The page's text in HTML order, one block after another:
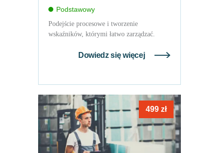
Podstawowy
Podejście procesowe i tworzenie
wskaźników, którymi łatwo zarządzać.
Dowiedz się więcej
499zł